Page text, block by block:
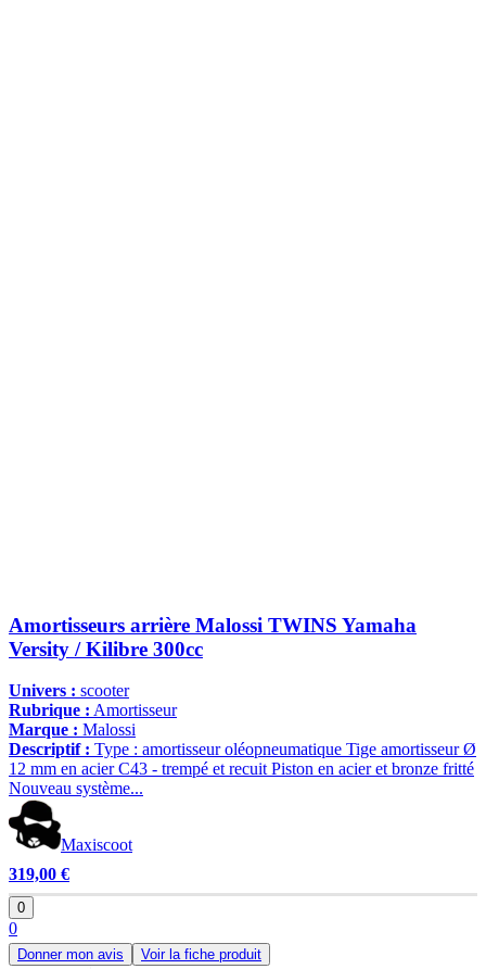
Amortisseurs arrière Malossi TWINS Yamaha
Versity / Kilibre 300cc
Univers : scooter
Rubrique : Amortisseur
Marque : Malossi
Descriptif : Type : amortisseur oléopneumatique Tige amortisseur Ø
12 mm en acier C43 - trempé et recuit Piston en acier et bronze fritté
Nouveau système...
Maxiscoot
319,00 €
0
0
Donner mon avis Voir la fiche produit